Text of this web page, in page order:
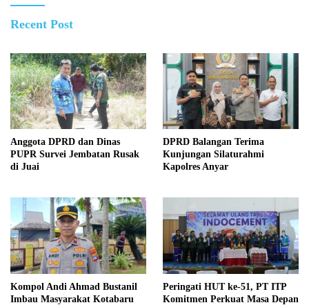
Recent Post
Anggota DPRD dan Dinas
PUPR Survei Jembatan Rusak
di Juai
DPRD Balangan Terima
Kunjungan Silaturahmi
Kapolres Anyar
Kompol Andi Ahmad Bustanil
Imbau Masyarakat Kotabaru
Peringati HUT ke-51, PT ITP
Komitmen Perkuat Masa Depan